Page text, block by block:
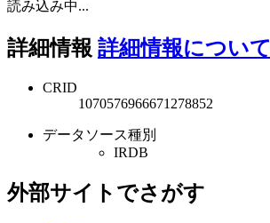
読み込み中...
詳細情報 詳細情報について
CRID
1070576966671278852
データソース種別
IRDB
外部サイトでさがす